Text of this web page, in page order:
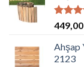
5
5.00oy
aldı
449,00
Ahşap
2123